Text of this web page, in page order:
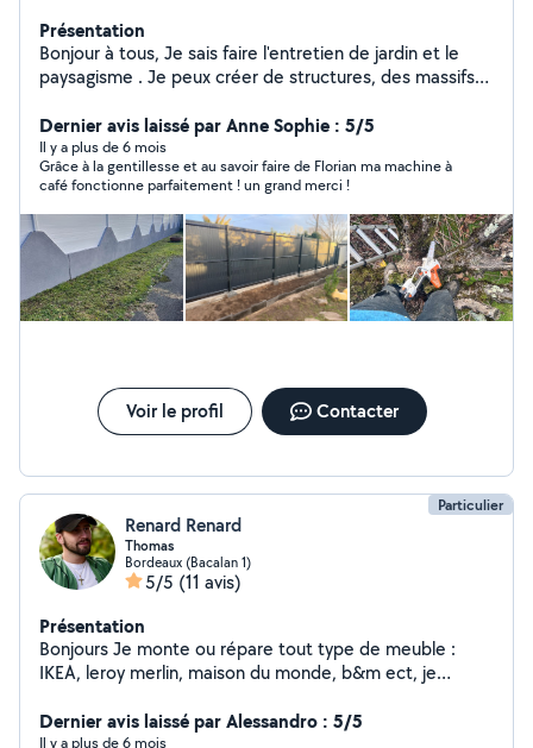
Présentation
Bonjour à tous, Je sais faire l'entretien de jardin et le
paysagisme . Je peux créer de structures, des massifs
mets en location tout le matériel pour le jardin et
l'entretien de la maison Je sais aussi faire la peinture,
saturateur, lasure et les toits. Tout ça dans la bonne
humeur et avec le sourire. Bonne journée à vous
Dernier avis laissé par Anne Sophie : 5/5
Il y a plus de 6 mois
Grâce à la gentillesse et au savoir faire de Florian ma machine à
café fonctionne parfaitement ! un grand merci !
Voir le profil Contacter
Particulier
Renard Renard
Thomas
Bordeaux (Bacalan 1)
5/5 (11 avis)
Présentation
Bonjours Je monte ou répare tout type de meuble :
IKEA, leroy merlin, maison du monde, b&m ect, je
pour faire de la mécanique auto, changement de
Dernier avis laissé par Alessandro : 5/5
Il y a plus de 6 mois